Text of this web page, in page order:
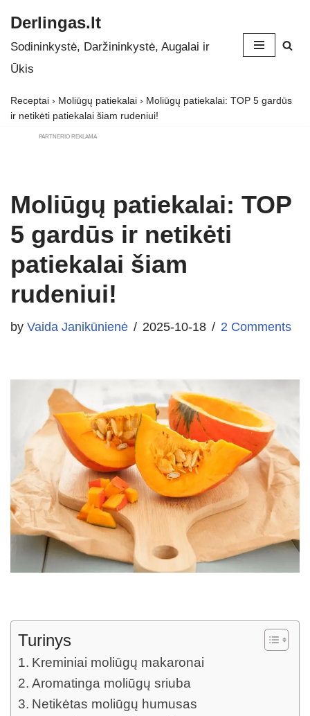
Skip
to
Derlingas.lt
Sodininkystė, Daržininkystė, Augalai ir
Ūkis
Receptai › Moliūgų patiekalai › Moliūgų patiekalai: TOP 5 gardūs
ir netikėti patiekalai šiam rudeniui!
PARTNERIO REKLAMA
Moliūgų patiekalai: TOP
5 gardūs ir netikėti
patiekalai šiam
rudeniui!
by Vaida Janikūnienė 2025-10-18 2 Comments
Turinys
Kreminiai moliūgų makaronai
Aromatinga moliūgų sriuba
Netikėtas moliūgų humusas